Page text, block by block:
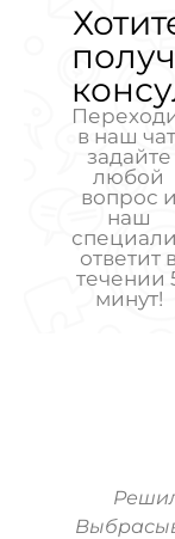
в наш
задайте
любой
вопрос и
наш
ответит
течении
минут!